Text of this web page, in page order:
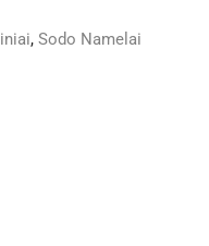
, Sodo Namelai